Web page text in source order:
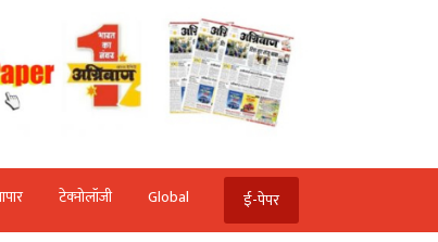
टेक्‍नोलॉजी Global ई-पेपर